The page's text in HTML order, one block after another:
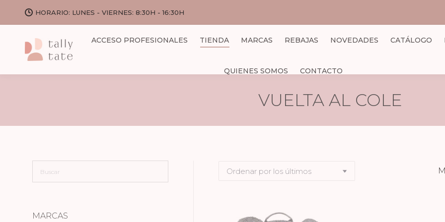
HORARIO: LUNES - VIERNES: 8:30H - 16:30H
ACCESO PROFESIONALES TIENDA MARCAS REBAJAS NOVEDADES CATÁLOGO
QUIENES SOMOS CONTACTO
VUELTA AL COLE
MARCAS